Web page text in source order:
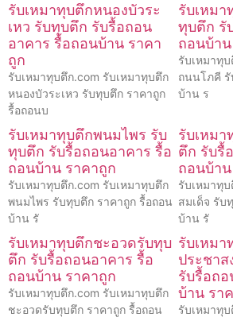
รับเหมาทุบตึกหนองบัวระ
เหว รับทุบตึก รับรื้อถอน
อาคาร รื้อถอนบ้าน ราคา
ถูก
รับเหมาทุบตึก.com รับเหมาทุบตึก
หนองบัวระเหว รับทุบตึก ราคาถูก
รื้อถอนบ
รับเหม
ทุบตึก รั
ถอนบ้า
รับเหมาทุ
ถนนโภคี รั
บ้าน ร
รับเหมาทุบตึกพนมไพร รับ
ทุบตึก รับรื้อถอนอาคาร รื้อ
ถอนบ้าน ราคาถูก
รับเหมาทุบตึก.com รับเหมาทุบตึก
พนมไพร รับทุบตึก ราคาถูก รื้อถอน
บ้าน รั
รับเหม
ตึก รับรื้
ถอนบ้า
รับเหมาทุ
สมเด็จ รับ
บ้าน รั
รับเหมาทุบตึกชะอวดรับทุบ
ตึก รับรื้อถอนอาคาร รื้อ
ถอนบ้าน ราคาถูก
รับเหมาทุบตึก.com รับเหมาทุบตึก
ชะอวดรับทุบตึก ราคาถูก รื้อถอน
รับเหม
ประชาส
รับรื้อถ
บ้าน รา
รับเหมาทุ